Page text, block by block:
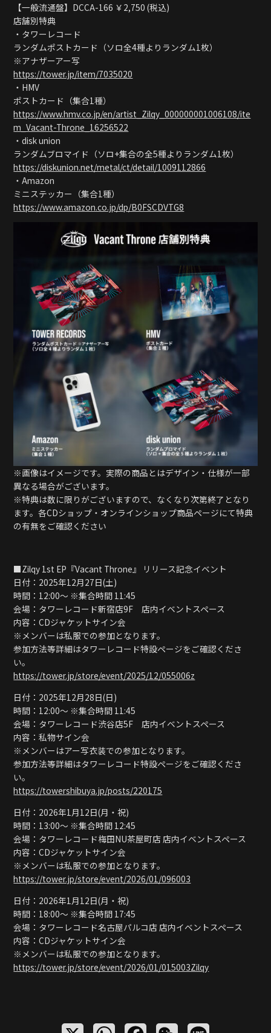
【一般流通盤】DCCA-166 ￥2,750 (税込)
店舗別特典
・タワーレコード
ランダムポストカード（ソロ全4種よりランダム1枚）
※アナザーアー写
https://tower.jp/item/7035020
・HMV
ポストカード（集合1種）
https://www.hmv.co.jp/en/artist_Zilqy_000000001006108/ite
m_Vacant-Throne_16256522
・disk union
ランダムブロマイド（ソロ+集合の全5種よりランダム1枚）
https://diskunion.net/metal/ct/detail/1009112866
・Amazon
ミニステッカー（集合1種）
https://www.amazon.co.jp/dp/B0FSCDVTG8
※画像はイメージです。実際の商品とはデザイン・仕様が一部
異なる場合がございます。
※特典は数に限りがございますので、なくなり次第終了となり
ます。各CDショップ・オンラインショップ商品ページにて特典
の有無をご確認ください
■Zilqy 1st EP『Vacant Throne』 リリース記念イベント
日付：2025年12月27日(土)
時間：12:00〜 ※集合時間 11:45
会場：タワーレコード新宿店9F 店内イベントスペース
内容：CDジャケットサイン会
※メンバーは私服での参加となります。
参加方法等詳細はタワーレコード特設ページをご確認くださ
い。
https://tower.jp/store/event/2025/12/055006z
日付：2025年12月28日(日)
時間：12:00〜 ※集合時間 11:45
会場：タワーレコード渋谷店5F 店内イベントスペース
内容：私物サイン会
※メンバーはアー写衣装での参加となります。
参加方法等詳細はタワーレコード特設ページをご確認くださ
い。
https://towershibuya.jp/posts/220175
日付：2026年1月12日(月・祝)
時間：13:00〜 ※集合時間 12:45
会場：タワーレコード梅田NU茶屋町店 店内イベントスペース
内容：CDジャケットサイン会
※メンバーは私服での参加となります。
https://tower.jp/store/event/2026/01/096003
日付：2026年1月12日(月・祝)
時間：18:00〜 ※集合時間 17:45
会場：タワーレコード名古屋パルコ店 店内イベントスペース
内容：CDジャケットサイン会
※メンバーは私服での参加となります。
https://tower.jp/store/event/2026/01/015003Zilqy